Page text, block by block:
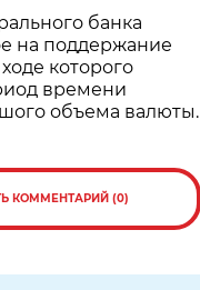
банка
на поддержание
которого
времени
объема валюты.
КОММЕНТАРИЙ (0)